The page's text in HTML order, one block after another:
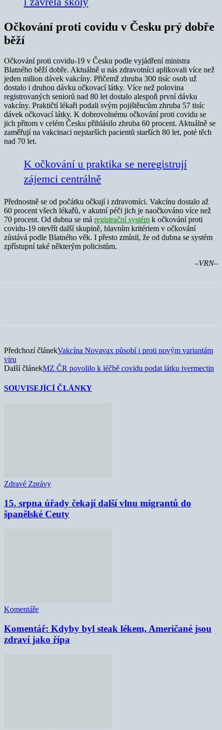
Očkování proti covidu v Česku prý dobře
běží
Očkování proti covidu-19 v Česku podle vyjádření ministra
Blatného běží dobře. Aktuálně u nás zdravotníci aplikovali více než
jeden milion dávek vakcíny. Přičemž zhruba 300 tisíc osob už
dostalo i druhou dávku očkovací látky. Více než polovina
registrovaných seniorů nad 80 let dostalo alespoň první dávku
vakcíny. Praktičtí lékaři podali svým pojištěncům zhruba 57 tisíc
dávek očkovací látky. K dobrovolnému očkování proti covidu se
jich přitom v celém Česku přihlásilo zhruba 60 procent. Aktuálně se
zaměřují na vakcinaci nejstarších pacientů starších 80 let, poté těch
nad 70 let.
K očkování u praktika se neregistrují
zájemci centrálně
Přednostně se od počátku očkují i zdravotníci. Vakcínu dostalo až
60 procent všech lékařů, v akutní péči jich je naočkováno více než
70 procent. Od dubna se má registrační systém k očkování proti
covidu-19 otevřít další skupině, hlavním kritériem v očkování
zůstává podle Blatného věk. I přesto zmínil, že od dubna se systém
zpřístupní také některým policistům.
–VRN–
Předchozí článekVakcína Novavax působí i proti novým variantám
viru
Další článekMZ ČR povolilo k léčbě covidu podat látku ivermectin
SOUVISEJÍCÍ ČLÁNKY
Zdravé Zprávy
15. srpna úřady čekají další vlnu migrantů do
španělské Ceuty
Komentáře
Komentář: Kdyby byl steak lékem, Američané jsou
zdraví jako řípa